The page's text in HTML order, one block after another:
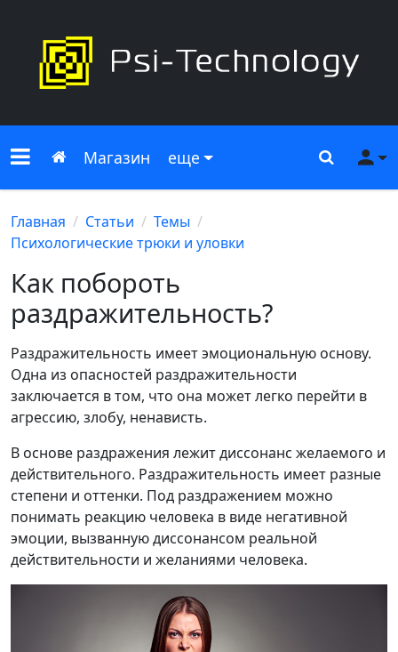
Меню сайта
Главная
Магазин еще Поиск
Главная Статьи
Темы
Психологические трюки и уловки
Как побороть
раздражительность?
Раздражительность имеет эмоциональную основу.
Одна из опасностей раздражительности
заключается в том, что она может легко перейти в
агрессию, злобу, ненависть.
В основе раздражения лежит диссонанс желаемого и
действительного. Раздражительность имеет разные
степени и оттенки. Под раздражением можно
понимать реакцию человека в виде негативной
эмоции, вызванную диссонансом реальной
действительности и желаниями человека.